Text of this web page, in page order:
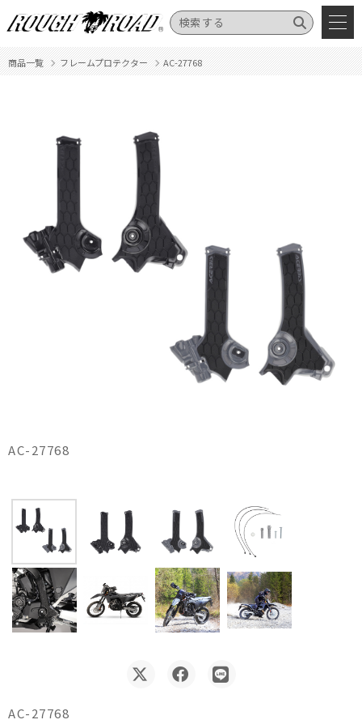
商品一覧 フレームプロテクター AC-27768
AC-27768
AC-27768